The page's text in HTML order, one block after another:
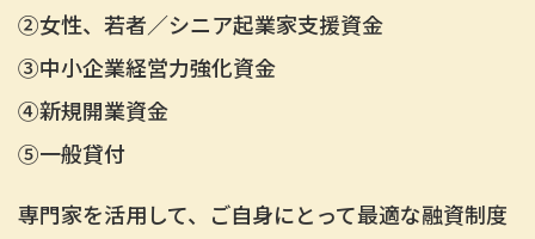
②女性、若者／シニア起業家支援資金
③中小企業経営力強化資金
④新規開業資金
⑤一般貸付
専門家を活用して、ご自身にとって最適な融資制度